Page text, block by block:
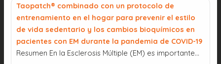
Taopatch® combinado con un protocolo de
entrenamiento en el hogar para prevenir el estilo
de vida sedentario y los cambios bioquímicos en
pacientes con EM durante la pandemia de COVID-19
Resumen En la Esclerosis Múltiple (EM) es importante…